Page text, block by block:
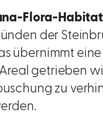
Flora-
der
übernimmt
getrieben
zu